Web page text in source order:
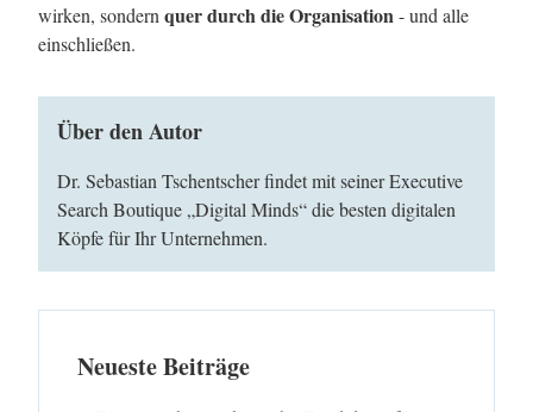
wirken, sondern quer durch die Organisation- und alle
einschließen.
Über den Autor
Dr. Sebastian Tschentscher findet mit seiner Executive
Search Boutique „Digital Minds“ die besten digitalen
Köpfe für Ihr Unternehmen.
Neueste Beiträge